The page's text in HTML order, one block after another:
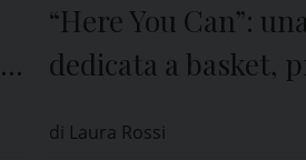
“Here You Can”:
dedicata a basket,
di Laura Rossi